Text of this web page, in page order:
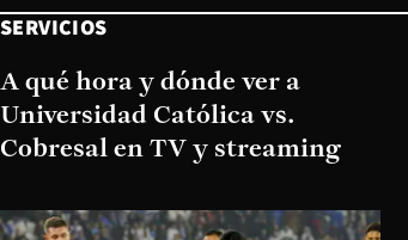
SERVICIOS
A qué hora y dónde ver a
Universidad Católica vs.
Cobresal en TV y streaming